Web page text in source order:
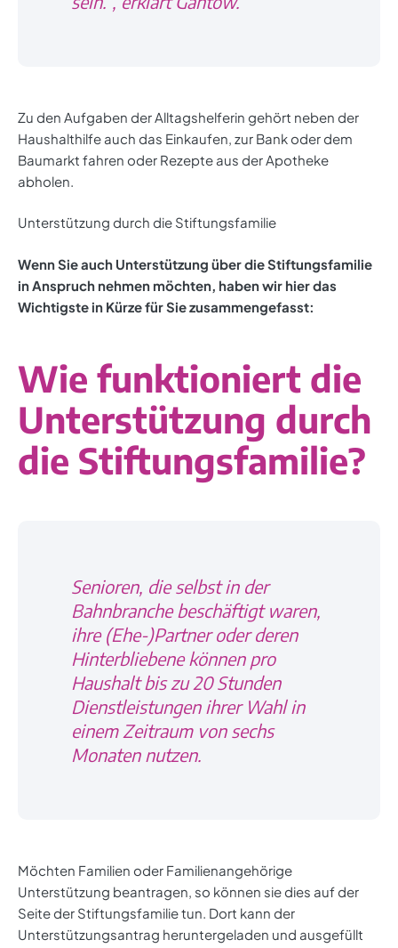
Zu den Aufgaben der Alltagshelferin gehört neben der
Haushalthilfe auch das Einkaufen, zur Bank oder dem
Baumarkt fahren oder Rezepte aus der Apotheke
abholen.
Unterstützung durch die Stiftungsfamilie
Wenn Sie auch Unterstützung über die Stiftungsfamilie
in Anspruch nehmen möchten, haben wir hier das
Wichtigste in Kürze für Sie zusammengefasst:
Wie funktioniert die
Unterstützung durch
die Stiftungsfamilie?
Senioren, die selbst in der
Bahnbranche beschäftigt waren,
ihre (Ehe-)Partner oder deren
Hinterbliebene können pro
Haushalt bis zu 20 Stunden
Dienstleistungen ihrer Wahl in
einem Zeitraum von sechs
Monaten nutzen.
Möchten Familien oder Familienangehörige
Unterstützung beantragen, so können sie dies auf der
Seite der Stiftungsfamilie tun. Dort kann der
Unterstützungsantrag heruntergeladen und ausgefüllt